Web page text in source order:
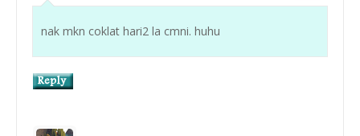
nak mkn coklat hari2 la cmni. huhu